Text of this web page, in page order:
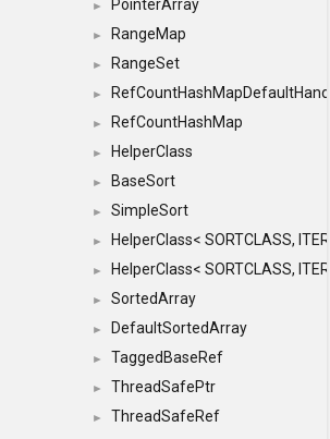
► PointerArray
► RangeMap
► RangeSet
►
► RefCountHashMap
► HelperClass
► BaseSort
► SimpleSort
► HelperClass< SORTCLASS,
► HelperClass< SORTCLASS,
► SortedArray
► DefaultSortedArray
► TaggedBaseRef
► ThreadSafePtr
►
ThreadSafeRef